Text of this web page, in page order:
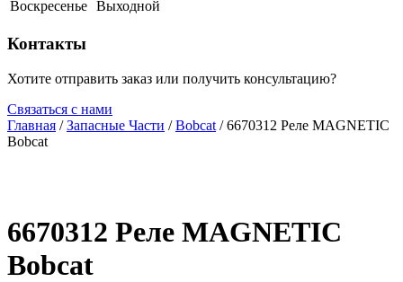
Воскресенье Выходной
Контакты
Хотите отправить заказ или получить консультацию?
Связаться с нами
Главная /Запасные Части /Bobcat / 6670312 Реле MAGNETIC
Bobcat
6670312 Реле MAGNETIC
Bobcat